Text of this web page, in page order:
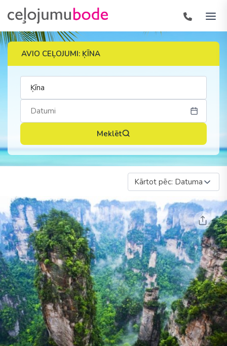
AVIO CEĻOJUMI: ĶĪNA
Meklēt
Kārtot pēc: Datuma